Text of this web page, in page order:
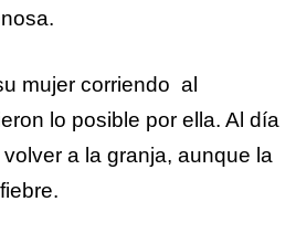
mujer corriendo al
lo posible por ella. Al día
a la granja, aunque la